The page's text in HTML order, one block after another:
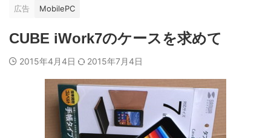
広告 MobilePC
CUBE iWork7のケースを求めて
2015年4月4日 2015年7月4日